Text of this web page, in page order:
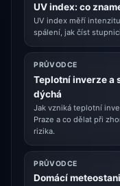
UV index: co
UV index měří
spálení, jak číst
PRŮVODCE
Teplotní inverze a
dýchá
Jak vzniká teplotní
Praze a co dělat při
rizika.
PRŮVODCE
Domácí